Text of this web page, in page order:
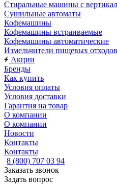
Стиральные машины с
Сушильные автоматы
Кофемашины
Кофемашины встраиваемые
Кофемашины автоматические
Измельчители пищевых отходов
Акции
Бренды
Как купить
Условия оплаты
Условия доставки
Гарантия на товар
О компании
О компании
Новости
Контакты
Контакты
8 (800) 707 03 94
Заказать звонок
Задать вопрос